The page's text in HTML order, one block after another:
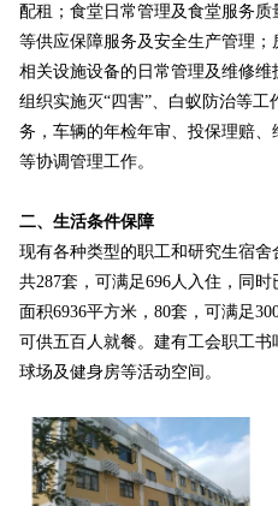
配租；食堂日常管理及食堂服务
等供应保障服务及安全生产管理
相关设施设备的日常管理及维修维
组织实施灭“四害”、白蚁防治等
务，车辆的年检年审、投保理赔
等协调管理工作。
二、生活条件保障
现有各种类型的职工和研究生宿舍
共287套，可满足696人入住，同
面积6936平方米，80套，可满足
可供五百人就餐。建有工会职工
球场及健身房等活动空间。